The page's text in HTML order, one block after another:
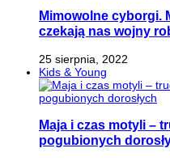
Mimowolne cyborgi.
czekają nas wojny
25 sierpnia, 2022
Kids & Young
Maja i czas motyli –
pogubionych